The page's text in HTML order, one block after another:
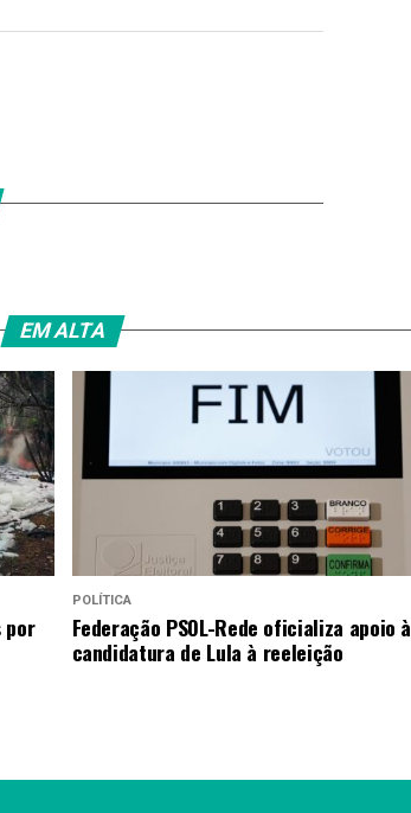
EM ALTA
por
POLÍTICA
Federação PSOL-Rede oficializa apoio à
candidatura de Lula à reeleição